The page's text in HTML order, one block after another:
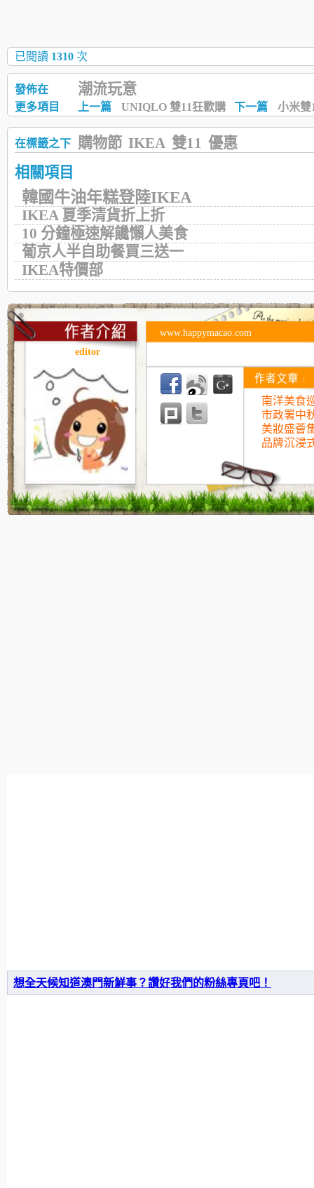
已閱讀 1310 次
發佈在 潮流玩意
更多項目 上一篇 UNIQLO 雙11狂歡購 下一篇 小米雙
在標籤之下 購物節 IKEA 雙11 優惠
相關項目
韓國牛油年糕登陸IKEA
IKEA 夏季清貨折上折
10 分鐘極速解饞懶人美食
葡京人半自助餐買三送一
IKEA特價部
editor
www.happymacao.com
南洋美食
市政署中
美妝盛薈
品牌沉浸
想全天候知道澳門新鮮事？讚好我們的粉絲專頁吧！